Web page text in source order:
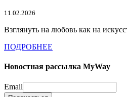
11.02.2026
Взглянуть на любовь как на
ПОДРОБНЕЕ
Новостная рассылка MyWay
Email